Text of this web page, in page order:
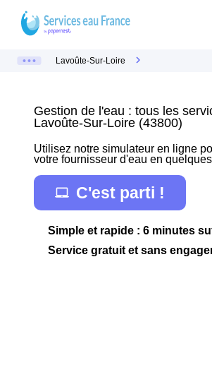
Lavoûte-Sur-Loire
Gestion de l'eau : tous les
Lavoûte-Sur-Loire (43800)
Utilisez notre simulateur en ligne
votre fournisseur d'eau en
C'est parti !
Simple et rapide : 6 minutes
Service gratuit et sans